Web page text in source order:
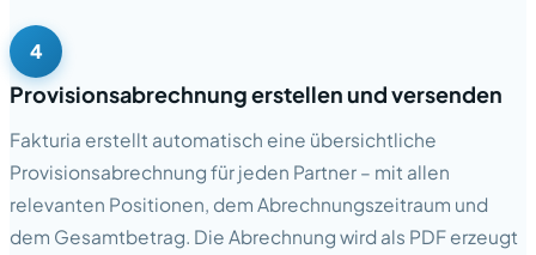
4
Provisionsabrechnung erstellen und versenden
Fakturia erstellt automatisch eine übersichtliche
Provisionsabrechnung für jeden Partner – mit allen
relevanten Positionen, dem Abrechnungszeitraum und
dem Gesamtbetrag. Die Abrechnung wird als PDF erzeugt